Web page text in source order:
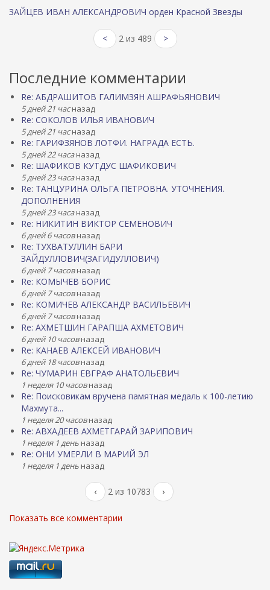
ЗАЙЦЕВ ИВАН АЛЕКСАНДРОВИЧ орден Красной Звезды
< 2 из 489 >
Последние комментарии
Re: АБДРАШИТОВ ГАЛИМЗЯН АШРАФЬЯНОВИЧ
5 дней 21 часназад
Re: СОКОЛОВ ИЛЬЯ ИВАНОВИЧ
5 дней 21 часназад
Re: ГАРИФЗЯНОВ ЛОТФИ. НАГРАДА ЕСТЬ.
5 дней 22 часаназад
Re: ШАФИКОВ КУТДУС ШАФИКОВИЧ
5 дней 23 часаназад
Re: ТАНЦУРИНА ОЛЬГА ПЕТРОВНА. УТОЧНЕНИЯ.
ДОПОЛНЕНИЯ
5 дней 23 часаназад
Re: НИКИТИН ВИКТОР СЕМЕНОВИЧ
6 дней 6 часовназад
Re: ТУХВАТУЛЛИН БАРИ
ЗАЙДУЛЛОВИЧ(ЗАГИДУЛЛОВИЧ)
6 дней 7 часовназад
Re: КОМЫЧЕВ БОРИС
6 дней 7 часовназад
Re: КОМИЧЕВ АЛЕКСАНДР ВАСИЛЬЕВИЧ
6 дней 7 часовназад
Re: АХМЕТШИН ГАРАПША АХМЕТОВИЧ
6 дней 10 часовназад
Re: КАНАЕВ АЛЕКСЕЙ ИВАНОВИЧ
6 дней 18 часовназад
Re: ЧУМАРИН ЕВГРАФ АНАТОЛЬЕВИЧ
1 неделя 10 часовназад
Re: Поисковикам вручена памятная медаль к 100-летию
Махмута...
1 неделя 20 часовназад
Re: АВХАДЕЕВ АХМЕТГАРАЙ ЗАРИПОВИЧ
1 неделя 1 день назад
Re: ОНИ УМЕРЛИ В МАРИЙ ЭЛ
1 неделя 1 день назад
‹ 2 из 10783 ›
Показать все комментарии